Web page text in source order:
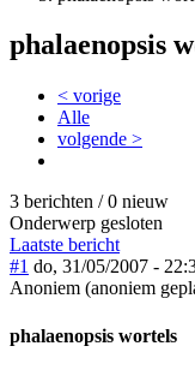
phalaenopsis
< vorige
Alle
volgende >
3 berichten / 0 nieuw
Onderwerp gesloten
Laatste bericht
#1 do, 31/05/2007 -
Anoniem (anoniem
phalaenopsis wortels